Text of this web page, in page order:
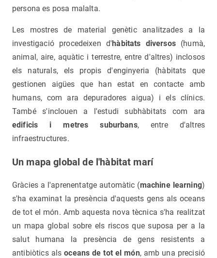
persona es posa malalta.
Les mostres de material genètic analitzades a la
investigació procedeixen d'hàbitats diversos(humà,
animal, aire, aquàtic i terrestre, entre d'altres) inclosos
els naturals, els propis d'enginyeria (hàbitats que
gestionen aigües que han estat en contacte amb
humans, com ara depuradores aigua) i els clínics.
També s'inclouen a l'estudi subhàbitats com ara
edificis i metres suburbans, entre d'altres
infraestructures.
Un mapa global de l'hàbitat marí
Gràcies a l'aprenentatge automàtic (machine learning)
s'ha examinat la presència d'aquests gens als oceans
de tot el món. Amb aquesta nova tècnica s'ha realitzat
un mapa global sobre els riscos que suposa per a la
salut humana la presència de gens resistents a
antibiòtics alsoceans de tot el món, amb una precisió